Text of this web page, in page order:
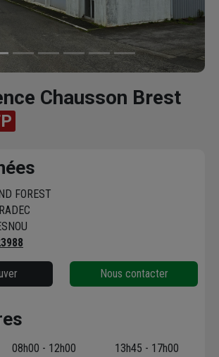
Chausson Brest
FOREST
Nous contacter
08h00 - 12h00
13h45 - 17h00